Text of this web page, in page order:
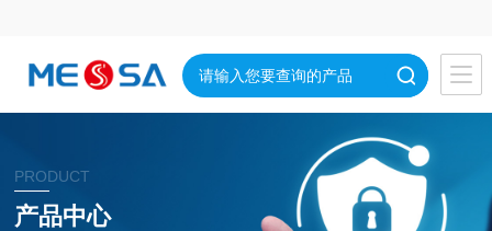
PRODUCT
产品中心